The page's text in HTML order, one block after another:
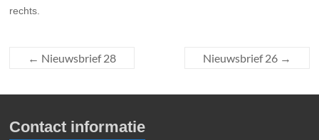
rechts.
← Nieuwsbrief 28 Nieuwsbrief 26 →
Contact informatie